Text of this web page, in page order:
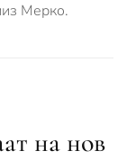
Мерко.
на нов